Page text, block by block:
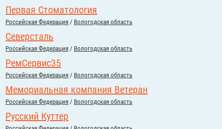
Первая Стоматология
Российcкая Федерация / Вологодская область
Северсталь
Российcкая Федерация / Вологодская область
РемСервис35
Российcкая Федерация / Вологодская область
Мемориальная компания Ветеран
Российcкая Федерация / Вологодская область
Русский Куттер